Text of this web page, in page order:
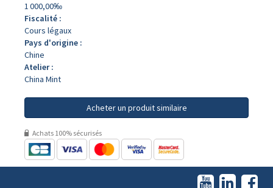
1 000,00‰
Fiscalité :
Cours légaux
Pays d'origine :
Chine
Atelier :
China Mint
Acheter un produit similaire
Achats 100% sécurisés